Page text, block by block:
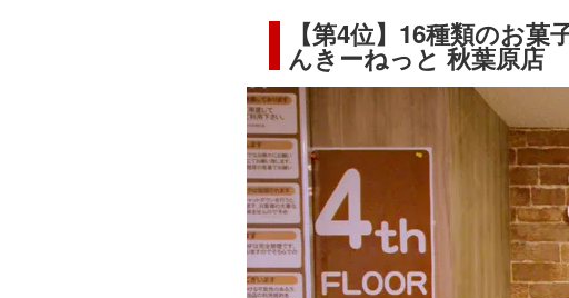
【第4位】16種類のお
んきーねっと 秋葉原店